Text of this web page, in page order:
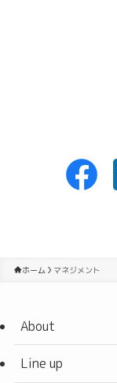
ホーム マネジメント
About
Line up